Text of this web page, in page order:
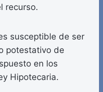
recurso.
susceptible de ser
potestativo de
en los
Hipotecaria.